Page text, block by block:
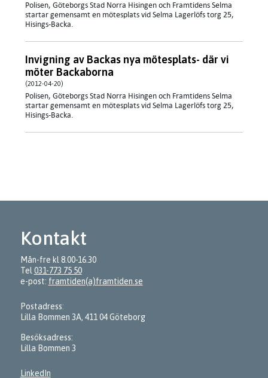
Polisen, Göteborgs Stad Norra Hisingen och Framtidens Selma
startar gemensamt en mötesplats vid Selma Lagerlöfs torg 25,
Hisings-Backa.
Invigning av Backas nya mötesplats- där vi
möter Backaborna
(2012-04-20)
Polisen, Göteborgs Stad Norra Hisingen och Framtidens Selma
startar gemensamt en mötesplats vid Selma Lagerlöfs torg 25,
Hisings-Backa.
Kontakt
Mån-fre kl 8.00-16.30
Tel 031-773 75 50
e-post: framtiden(a)framtiden.se
Postadress:
Lilla Bommen 3A, 411 04 Göteborg
Besöksadress:
Lilla Bommen 3
LinkedIn